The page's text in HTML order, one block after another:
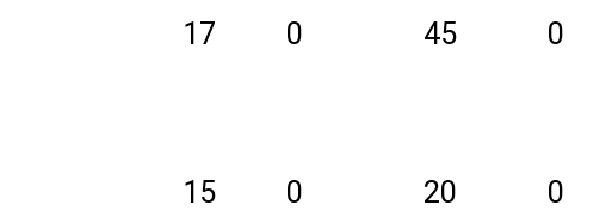
17 0 45 0
15 0 20 0